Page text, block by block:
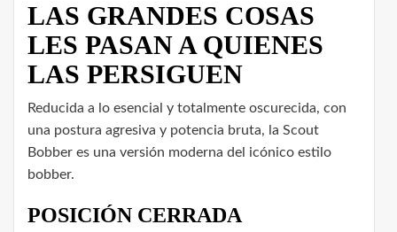
LAS GRANDES COSAS
LES PASAN A QUIENES
LAS PERSIGUEN
Reducida a lo esencial y totalmente oscurecida, con
una postura agresiva y potencia bruta, la Scout
Bobber es una versión moderna del icónico estilo
bobber.
POSICIÓN CERRADA